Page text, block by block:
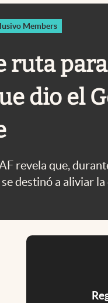
Members
ruta
dio el
revela que,
destinó a aliviar